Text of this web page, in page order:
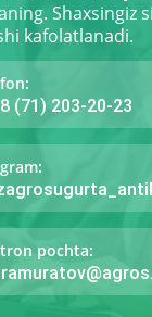
Shaxsingiz
kafolatlanadi.
(71) 203-20-23
pochta: